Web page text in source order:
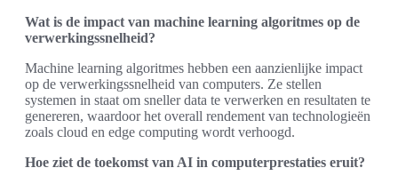
Wat is de impact van machine learning algoritmes op de
verwerkingssnelheid?
Machine learning algoritmes hebben een aanzienlijke impact
op de verwerkingssnelheid van computers. Ze stellen
systemen in staat om sneller data te verwerken en resultaten te
genereren, waardoor het overall rendement van technologieën
zoals cloud en edge computing wordt verhoogd.
Hoe ziet de toekomst van AI in computerprestaties eruit?